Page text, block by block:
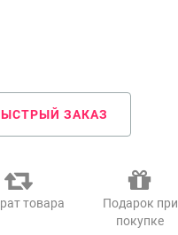
ЗАКАЗ
товара
Подарок при
покупке